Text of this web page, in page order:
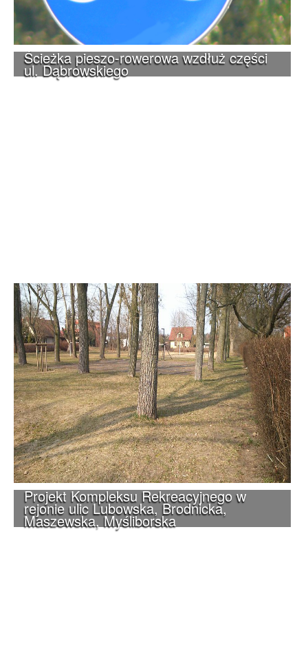
Ścieżka pieszo-rowerowa wzdłuż części
ul. Dąbrowskiego
Projekt Kompleksu Rekreacyjnego w
rejonie ulic Lubowska, Brodnicka,
Maszewska, Myśliborska